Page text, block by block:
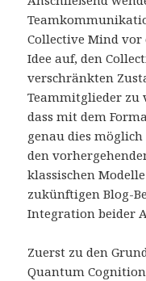
Collective Mind vor
Idee auf, den
verschränkten
Teammitglieder zu
dass mit dem
genau dies
den
klassischen
zukünftigen Blog-
Integration beider
Zuerst zu den
Quantum